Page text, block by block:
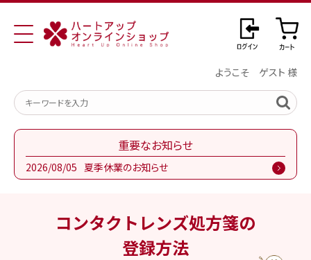
ようこそ ゲスト 様
重要なお知らせ
2026/08/05 夏季休業のお知らせ
コンタクトレンズ処方箋の
登録方法